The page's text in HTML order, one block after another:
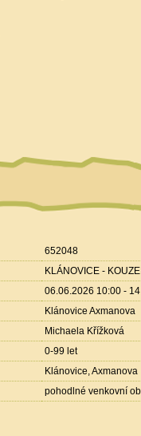
652048
KLÁNOVICE -
06.06.2026 10:00 -
Klánovice Axmanova
Michaela Křížková
0-99 let
Klánovice, Axmanova
pohodlné venkovní